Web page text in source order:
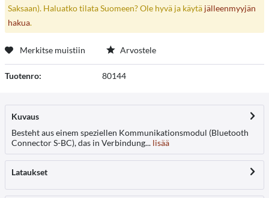
Saksaan). Haluatko tilata Suomeen? Ole hyvä ja käytä jälleenmyyjän
hakua.
Merkitse muistiin Arvostele
Tuotenro: 80144
Kuvaus
Besteht aus einem speziellen Kommunikationsmodul (Bluetooth
Connector S-BC), das in Verbindung... lisää
Lataukset